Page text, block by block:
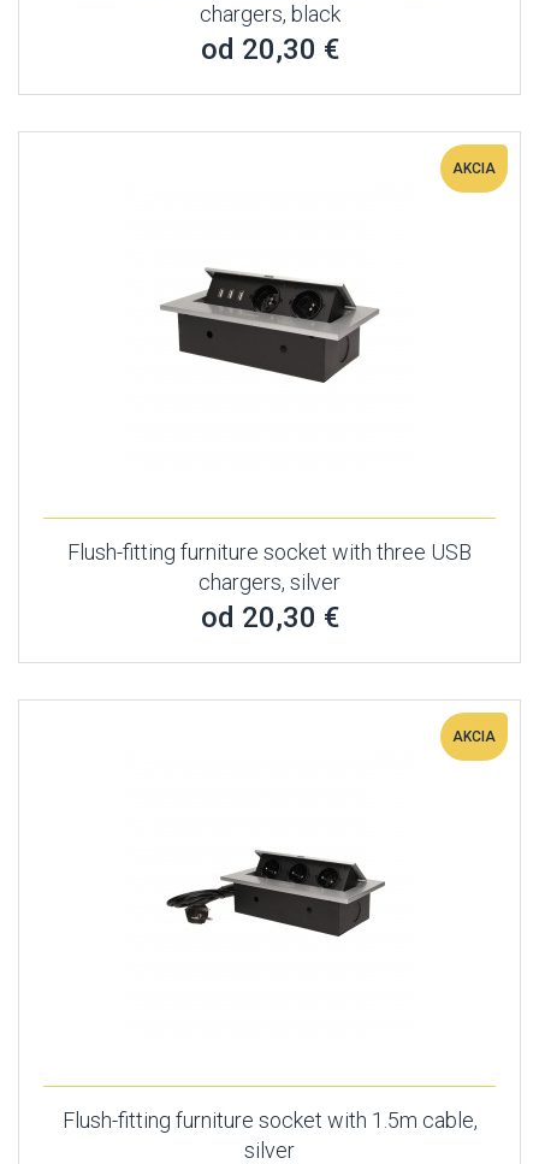
chargers, black
od 20,30 €
AKCIA
Flush-fitting furniture socket with three USB
chargers, silver
od 20,30 €
AKCIA
Flush-fitting furniture socket with 1.5m cable,
silver